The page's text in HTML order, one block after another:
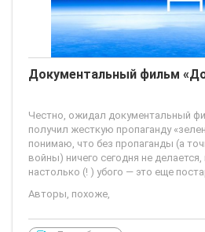
Документальный фильм
Честно, ожидал документальный
получил жесткую пропаганду
понимаю, что без пропаганды (а
войны) ничего сегодня не
настолько (! ) убого — это еще
Авторы, похоже,